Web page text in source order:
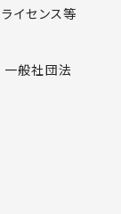
イセンス等
般社団法